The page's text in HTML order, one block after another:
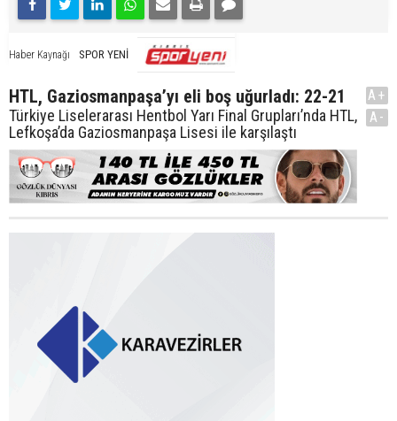
Haber Kaynağı SPOR YENİ
HTL, Gaziosmanpaşa’yı eli boş uğurladı: 22-21
Türkiye Liselerarası Hentbol Yarı Final Grupları’nda HTL,
Lefkoşa’da Gaziosmanpaşa Lisesi ile karşılaştı
A+
A-